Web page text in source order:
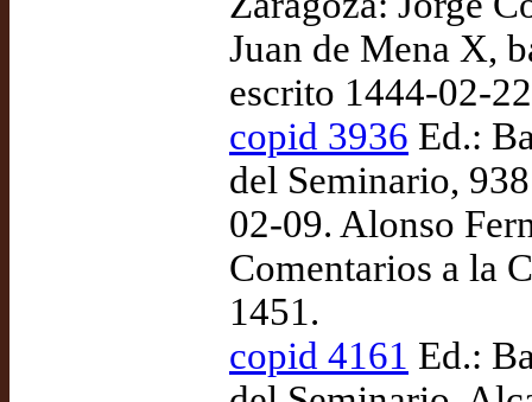
Juan de Mena X,
escrito 1444-02-
copid 3936 Ed.:
del Seminario,
02-09. Alonso
Comentarios a la
1451.
copid 4161 Ed.: